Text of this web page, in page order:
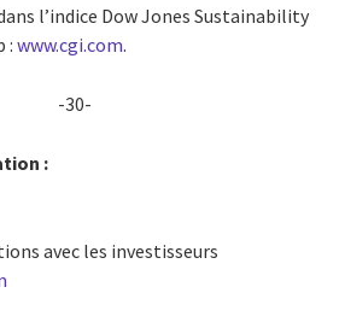
l’indice Dow Jones Sustainability
: www.cgi.com.
-30-
:
avec les investisseurs